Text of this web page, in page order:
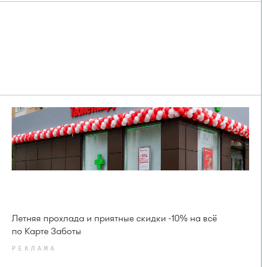
Летняя прохлада и приятные скидки -10% на всё
по Карте Заботы
РЕКЛАМА